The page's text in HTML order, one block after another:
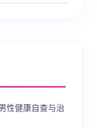
性健康自查与治